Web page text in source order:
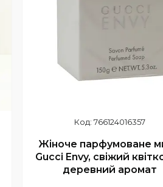
766124016357
Жіноче парфумоване
Gucci Envy, свіжий
деревний аромат